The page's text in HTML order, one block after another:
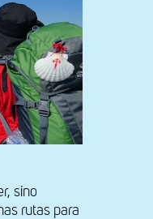
sino
rutas para